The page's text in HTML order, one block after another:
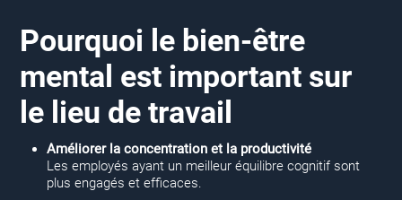
Pourquoi le bien-être
mental est important sur
le lieu de travail
Améliorer la concentration et la productivité
Les employés ayant un meilleur équilibre cognitif sont
plus engagés et efficaces.